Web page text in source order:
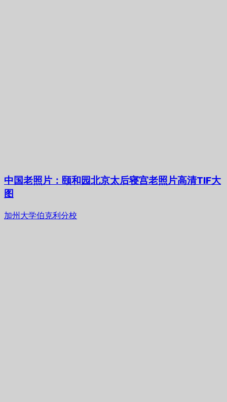
中国老照片：颐和园北京太后寝宫老照片高清TIF大
图
加州大学伯克利分校